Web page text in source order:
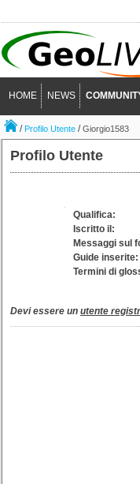
HOME NEWS
/Profilo Utente /Giorgio1583
Profilo Utente
Qualifica:
Iscritto il:
Messaggi sul
Guide inserite:
Termini di
Devi essere un utente